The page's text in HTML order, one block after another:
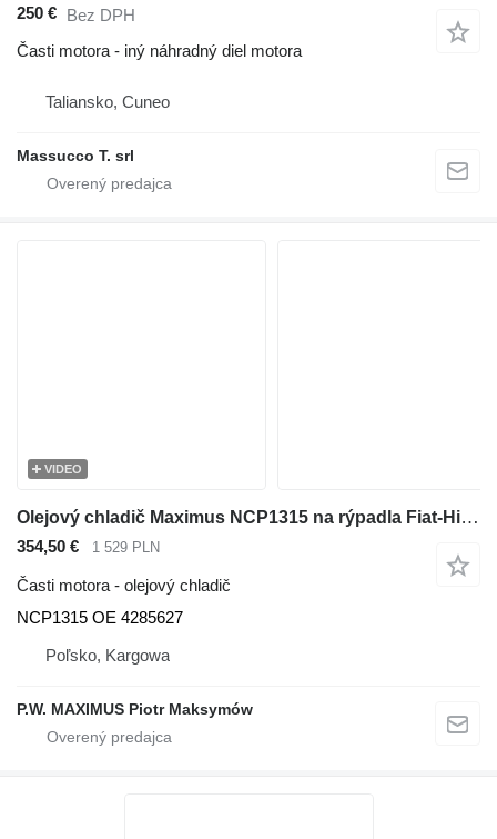
250 € Bez DPH
Časti motora - iný náhradný diel motora
Taliansko, Cuneo
Massucco T. srl
VIDEO
Olejový chladič Maximus NCP1315 na rýpadla Fiat-Hitachi EX100
354,50 € 1 529 PLN
Časti motora - olejový chladič
NCP1315 OE 4285627
Poľsko, Kargowa
P.W. MAXIMUS Piotr Maksymów